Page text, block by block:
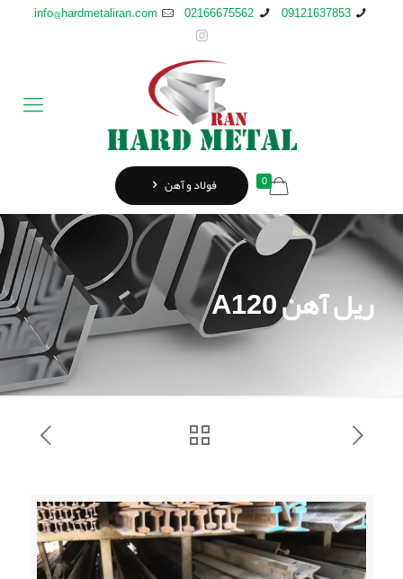
09121637853
02166675562
info@hardmetaliran.com
0 فولاد و آهن
ریل آهن A120